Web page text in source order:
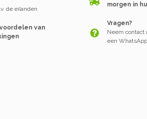
de eilanden
morgen in
van
Vragen?
Neem contact
een